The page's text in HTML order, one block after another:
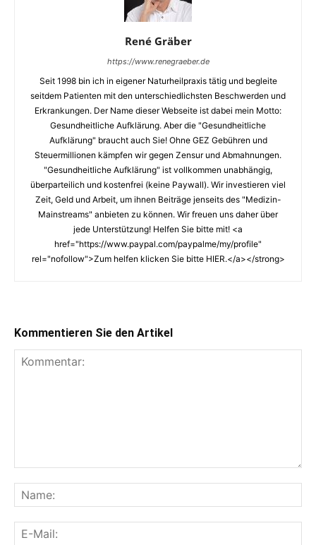
René Gräber
https://www.renegraeber.de
Seit 1998 bin ich in eigener Naturheilpraxis tätig und begleite
seitdem Patienten mit den unterschiedlichsten Beschwerden und
Erkrankungen. Der Name dieser Webseite ist dabei mein Motto:
Gesundheitliche Aufklärung. Aber die "Gesundheitliche
Aufklärung" braucht auch Sie! Ohne GEZ Gebühren und
Steuermillionen kämpfen wir gegen Zensur und Abmahnungen.
"Gesundheitliche Aufklärung" ist vollkommen unabhängig,
überparteilich und kostenfrei (keine Paywall). Wir investieren viel
Zeit, Geld und Arbeit, um ihnen Beiträge jenseits des "Medizin-
Mainstreams" anbieten zu können. Wir freuen uns daher über
jede Unterstützung! Helfen Sie bitte mit! <a
href="https://www.paypal.com/paypalme/my/profile"
rel="nofollow">Zum helfen klicken Sie bitte HIER.</a></strong>
Kommentieren Sie den Artikel